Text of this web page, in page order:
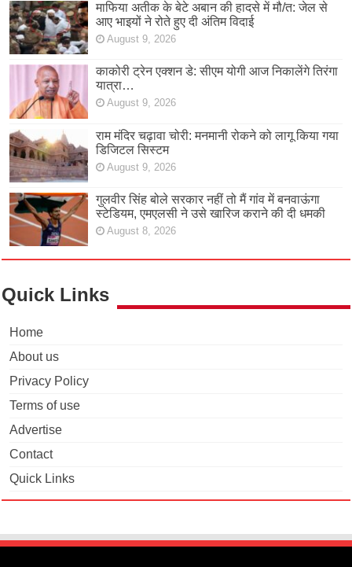
माफिया अतीक के बेटे अबान की हादसे में मौ/त: जेल से
आए भाइयों ने रोते हुए दी अंतिम विदाई
August 9, 2026
काकोरी ट्रेन एक्शन डे: सीएम योगी आज निकालेंगे तिरंगा
यात्रा…
August 9, 2026
राम मंदिर चढ़ावा चोरी: मनमानी रोकने को लागू किया गया
डिजिटल सिस्टम
August 9, 2026
गुलवीर सिंह बोले सरकार नहीं तो मैं गांव में बनवाऊंगा
स्टेडियम, एमएलसी ने उसे खारिज कराने की दी धमकी
August 8, 2026
Quick Links
Home
About us
Privacy Policy
Terms of use
Advertise
Contact
Quick Links